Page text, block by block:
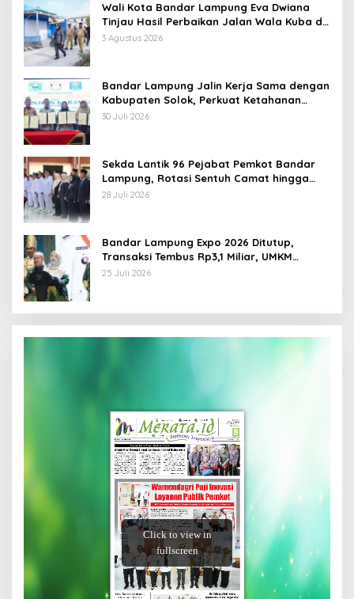
Wali Kota Bandar Lampung Eva Dwiana
Tinjau Hasil Perbaikan Jalan Wala Kuba di
Way Laga
3 Agustus 2026
Bandar Lampung Jalin Kerja Sama dengan
Kabupaten Solok, Perkuat Ketahanan
Pangan dan Kendalikan Inflasi
30 Juli 2026
Sekda Lantik 96 Pejabat Pemkot Bandar
Lampung, Rotasi Sentuh Camat hingga
Lurah
28 Juli 2026
Bandar Lampung Expo 2026 Ditutup,
Transaksi Tembus Rp3,1 Miliar, UMKM
Kuliner Jadi Penggerak
25 Juli 2026